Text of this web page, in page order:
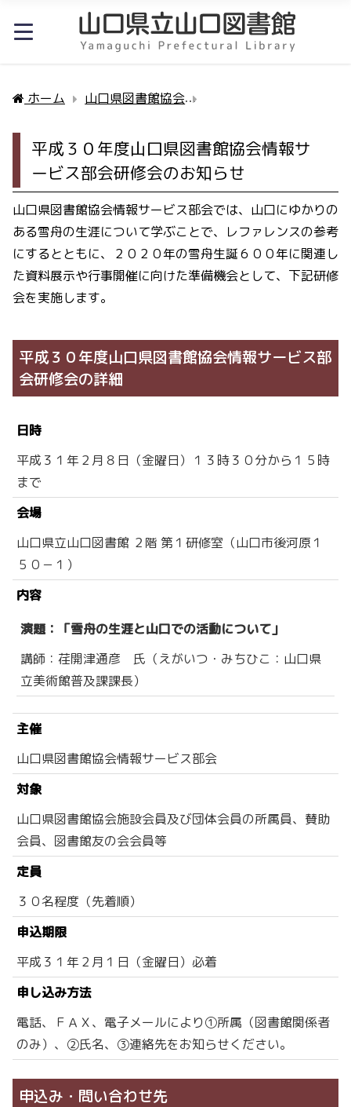
ホーム 山口県図書館協会
平成３０年度山口県図書館協会情報サ
ービス部会研修会のお知らせ
山口県図書館協会情報サービス部会では、山口にゆかりの
ある雪舟の生涯について学ぶことで、レファレンスの参考
にするとともに、２０２０年の雪舟生誕６００年に関連し
た資料展示や行事開催に向けた準備機会として、下記研修
会を実施します。
平成３０年度山口県図書館協会情報サービス部
会研修会の詳細
日時
平成３１年２月８日（金曜日）１３時３０分から１５時
まで
会場
山口県立山口図書館 ２階 第１研修室（山口市後河原１
５０－１）
内容
演題：「雪舟の生涯と山口での活動について」
講師：荏開津通彦 氏（えがいつ・みちひこ：山口県
立美術館普及課課長）
主催
山口県図書館協会情報サービス部会
対象
山口県図書館協会施設会員及び団体会員の所属員、賛助
会員、図書館友の会会員等
定員
３０名程度（先着順）
申込期限
平成３１年２月１日（金曜日）必着
申し込み方法
電話、ＦＡＸ、電子メールにより①所属（図書館関係者
のみ）、②氏名、③連絡先をお知らせください。
申込み・問い合わせ先